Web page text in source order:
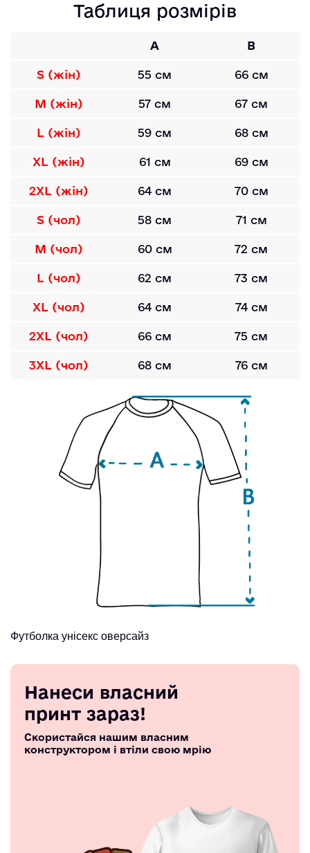
Таблиця розмірів
A B
S (жін) 55 см 66 см
M (жін) 57 см 67 см
L (жін) 59 см 68 см
XL (жін) 61 см 69 см
2XL (жін) 64 см 70 см
S (чол) 58 см 71 см
M (чол) 60 см 72 см
L (чол) 62 см 73 см
XL (чол) 64 см 74 см
2XL (чол) 66 см 75 см
3XL (чол) 68 см 76 см
Футболка унісекс оверсайз
Нанеси власний
принт зараз!
Скористайся нашим власним
конструктором і втіли свою мрію